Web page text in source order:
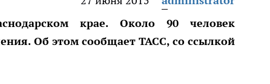
крае. Около 90 человек
Об этом сообщает ТАСС, со ссылкой